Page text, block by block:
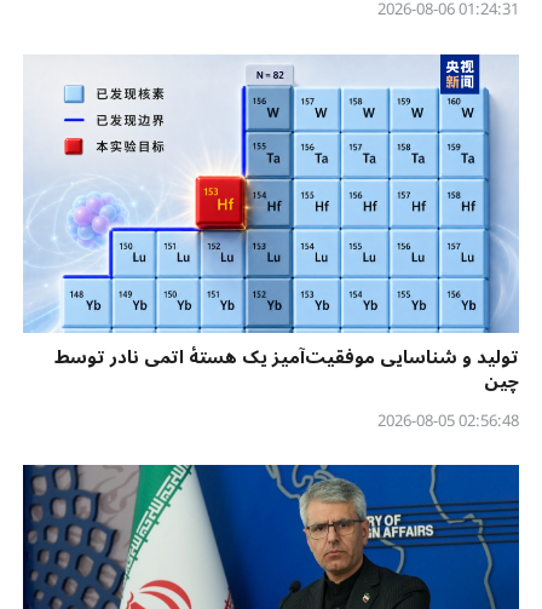
01:24:31 2026-08-06
تولید و شناسایی موفقیت‌آمیز یک هستهٔ اتمی نادر توسط
چین
02:56:48 2026-08-05